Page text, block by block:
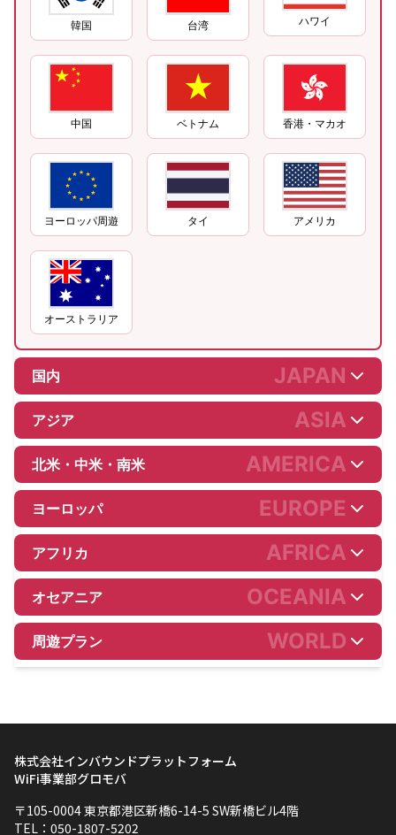
韓国 台湾 ハワイ
中国 ベトナム 香港・マカオ
ヨーロッパ周遊 タイ アメリカ
オーストラリア
国内 JAPAN
アジア ASIA
北米・中米・南米 AMERICA
ヨーロッパ EUROPE
アフリカ AFRICA
オセアニア OCEANIA
周遊プラン WORLD
株式会社インバウンドプラットフォーム
WiFi事業部グロモバ
〒105-0004 東京都港区新橋6-14-5 SW新橋ビル4階
TEL：050-1807-5202